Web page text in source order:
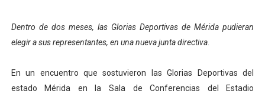
Inicia el plan vacacional Venezuela Renace en el
Expertos inspeccionan espacios del OAN para la
Dentro de dos meses, las Glorias Deportivas de Mérida pudieran
elegir a sus representantes, en una nueva junta directiva.
En un encuentro que sostuvieron las Glorias Deportivas del
estado Mérida en la Sala de Conferencias del Estadio